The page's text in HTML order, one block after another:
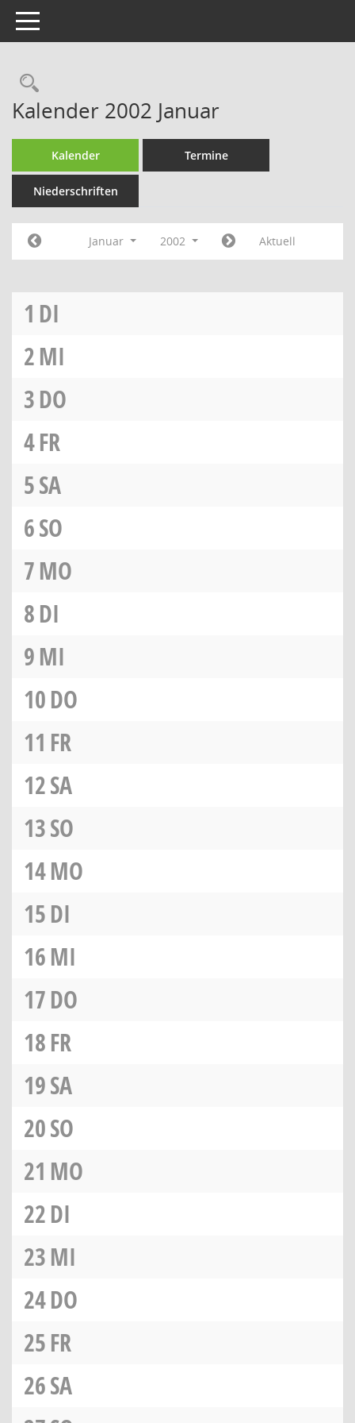
Toggle navigation
Rechercheauswahl
Kalender 2002 Januar
Kalender Termine
Niederschriften
Januar 2002 Aktuell
1 DI
2MI
3DO
4FR
5SA
6SO
7MO
8DI
9MI
10DO
11 FR
12SA
13SO
14MO
15DI
16MI
17DO
18FR
19SA
20SO
21 MO
22DI
23MI
24DO
25FR
26SA